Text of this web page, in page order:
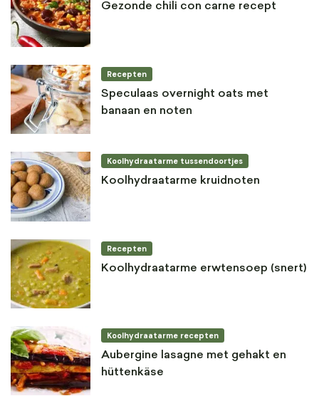
Gezonde chili con carne recept
Recepten
Speculaas overnight oats met
banaan en noten
Koolhydraatarme tussendoortjes
Koolhydraatarme kruidnoten
Recepten
Koolhydraatarme erwtensoep (snert)
Koolhydraatarme recepten
Aubergine lasagne met gehakt en
hüttenkäse